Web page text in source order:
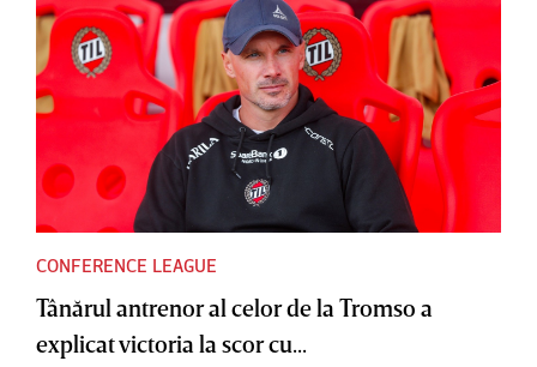
CONFERENCE LEAGUE
Tânărul antrenor al celor de la Tromso a
explicat victoria la scor cu...